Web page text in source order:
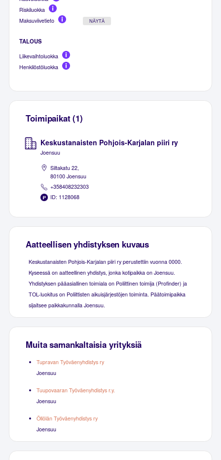
Riskiluokka
Maksuviivetieto
NÄYTÄ
TALOUS
Liikevaihtoluokka
Henkilöstöluokka
Toimipaikat (1)
Keskustanaisten Pohjois-Karjalan piiri ry
Joensuu
Siltakatu 22,
80100 Joensuu
+358408232303
ID: 1128068
Aatteellisen yhdistyksen kuvaus
Keskustanaisten Pohjois-Karjalan piiri ry perustettiin vuonna 0000.
Kyseessä on aatteellinen yhdistys, jonka kotipaikka on Joensuu.
Yhdistyksen pääasiallinen toimiala on Poliittinen toimija (Profinder) ja
TOL-luokitus on Poliittisten aikuisjärjestöjen toiminta. Päätoimipaikka
sijaitsee paikkakunnalla Joensuu.
Muita samankaltaisia yrityksiä
Tupravan Työväenyhdistys ry
Joensuu
Tuupovaaran Työväenyhdistys r.y.
Joensuu
Öllölän Työväenyhdistys ry
Joensuu